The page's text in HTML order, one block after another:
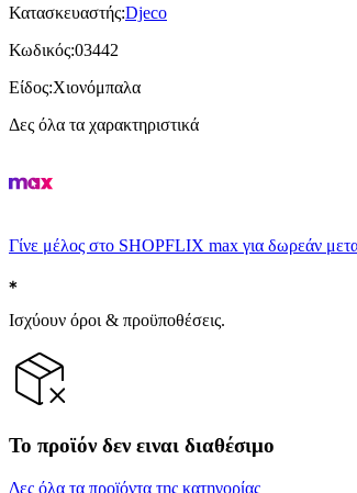
Κατασκευαστής:Djeco
Κωδικός:03442
Είδος:Χιονόμπαλα
Δες όλα τα χαρακτηριστικά
Γίνε μέλος στο SHOPFLIX max για δωρεάν
Ισχύουν όροι & προϋποθέσεις.
Το προϊόν δεν ειναι διαθέσιμο
Δες όλα τα προϊόντα της κατηγορίας